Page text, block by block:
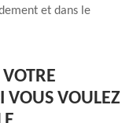
et dans le
VOUS VOULEZ